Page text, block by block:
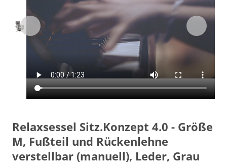
Relaxsessel Sitz.Konzept 4.0 - Größe
M, Fußteil und Rückenlehne
verstellbar (manuell), Leder, Grau